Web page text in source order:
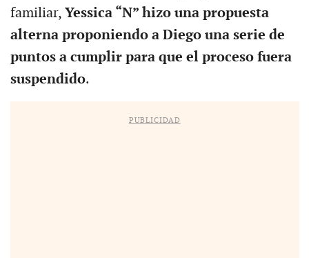
familiar, Yessica “N” hizo una propuesta
alterna proponiendo a Diego una serie de
puntos a cumplir para que el proceso fuera
suspendido.
PUBLICIDAD